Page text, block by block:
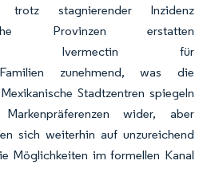
trotz stagnierender Inzidenz
Provinzen erstatten
Ivermectin für
Familien zunehmend, was die
Stadtzentren spiegeln
wider, aber
sich weiterhin auf unzureichend
Möglichkeiten im formellen Kanal